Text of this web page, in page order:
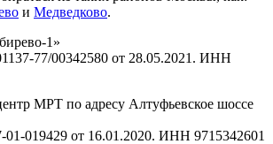
и Медведково.
1»
77/00342580 от 28.05.2021. ИНН
МРТ по адресу Алтуфьевское шоссе
019429 от 16.01.2020. ИНН 9715342601